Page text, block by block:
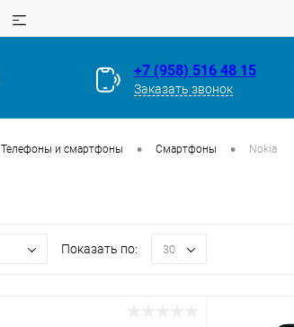
+7 (958) 516 48 15
Заказать звонок
Телефоны и смартфоны • Смартфоны • Nokia
Показать по: 30